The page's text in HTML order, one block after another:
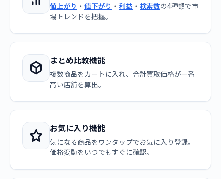
値上がり ・ 値下がり ・ 利益 ・ 検索数の4種類で市
場トレンドを把握。
まとめ比較機能
複数商品をカートに入れ、合計買取価格が一番
高い店舗を算出。
お気に入り機能
気になる商品をワンタップでお気に入り登録。
価格変動をいつでもすぐに確認。